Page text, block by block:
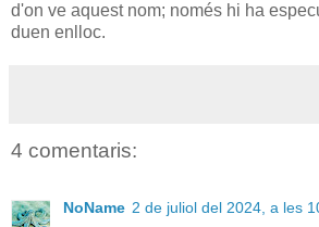
d'on ve aquest nom; només hi ha
duen enlloc.
4 comentaris:
NoName 2 de juliol del 2024, a les